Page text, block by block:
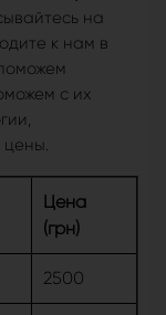
на
к нам в
с их
цены.
Цена
(грн)
2500